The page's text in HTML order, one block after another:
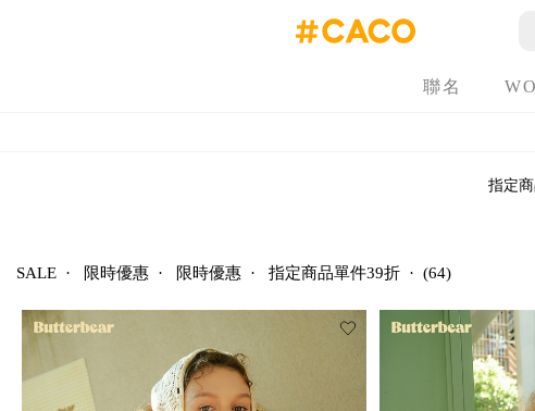
聯名
指定
SALE · 限時優惠 · 限時優惠 · 指定商品單件39折 · (64)